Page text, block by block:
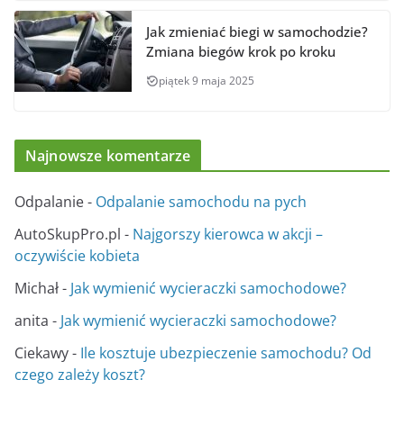
Jak zmieniać biegi w samochodzie?
Zmiana biegów krok po kroku
piątek 9 maja 2025
Najnowsze komentarze
Odpalanie- Odpalanie samochodu na pych
AutoSkupPro.pl - Najgorszy kierowca w akcji –
oczywiście kobieta
Michał- Jak wymienić wycieraczki samochodowe?
anita - Jak wymienić wycieraczki samochodowe?
Ciekawy- Ile kosztuje ubezpieczenie samochodu? Od
czego zależy koszt?